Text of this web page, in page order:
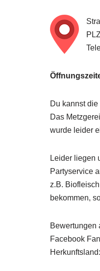
Du kannst
Das
wurde leider
Leider liegen
Partyservice
z.B.
bekommen,
Bewertungen
Facebook